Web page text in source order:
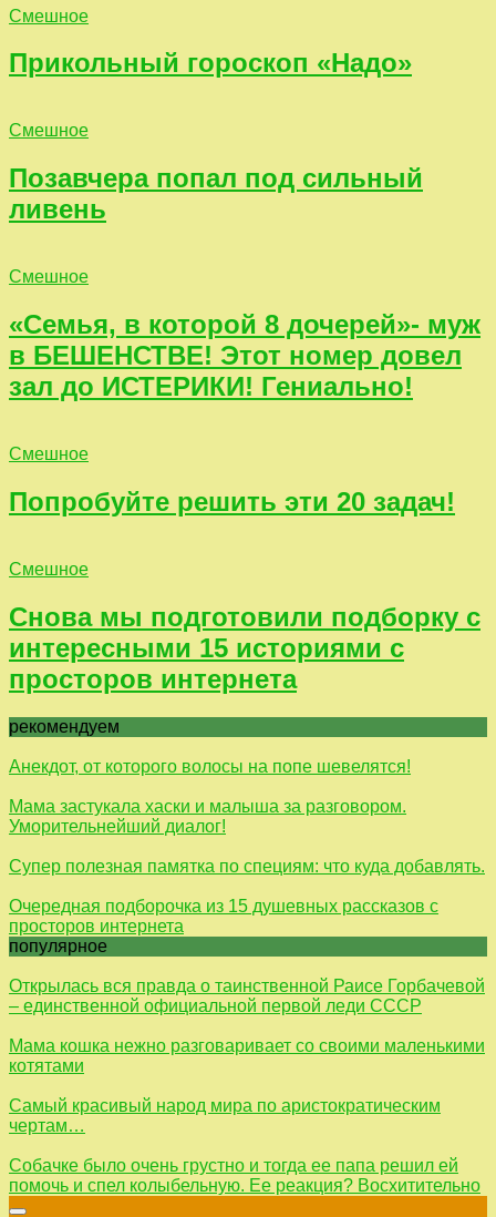
Смешное
Прикольный гороскоп «Надо»
Смешное
Позавчера попал под сильный
ливень
Смешное
«Семья, в которой 8 дочерей»- муж
в БЕШЕНСТВЕ! Этот номер довел
зал до ИСТЕРИКИ! Гениально!
Смешное
Попробуйте решить эти 20 задач!
Смешное
Снова мы подготовили подборку с
интересными 15 историями с
просторов интернета
рекомендуем
Анекдот, от которого волосы на попе шевелятся!
Мама застукала хаски и малыша за разговором.
Уморительнейший диалог!
Супер полезная памятка по специям: что куда добавлять.
Очередная подборочка из 15 душевных рассказов с
просторов интернета
популярное
Открылась вся правда о таинственной Раисе Горбачевой
– единственной официальной первой леди СССР
Мама кошка нежно разговаривает со своими маленькими
котятами
Самый красивый народ мира по аристократическим
чертам…
Собачке было очень грустно и тогда ее папа решил ей
помочь и спел колыбельную. Ее реакция? Восхитительно